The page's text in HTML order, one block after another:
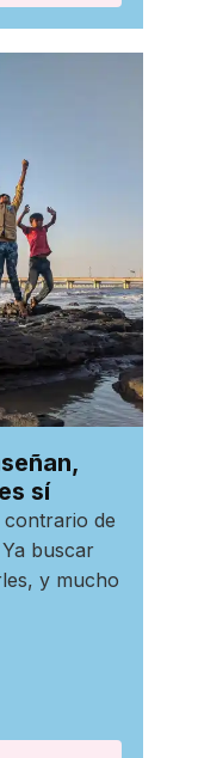
sí
contrario de
buscar
y mucho